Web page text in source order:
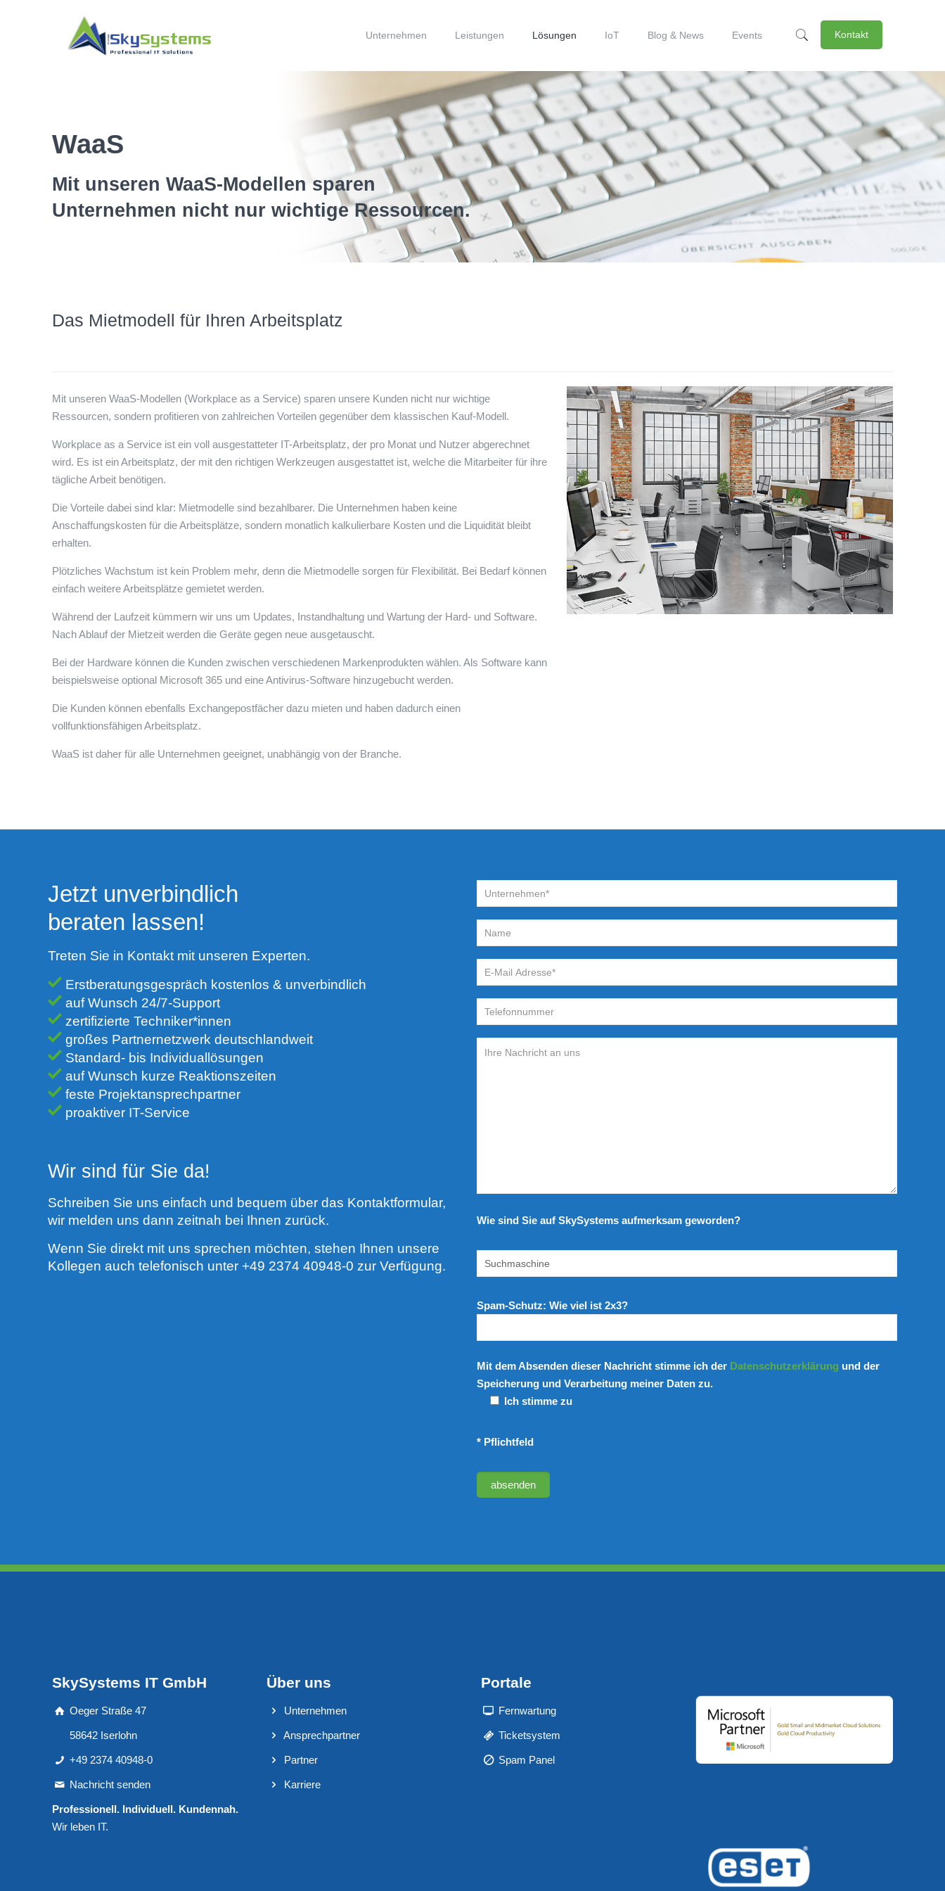
Unternehmen Leistungen Lösungen IoT Blog & News Events Kontakt
WaaS
Mit unseren WaaS-Modellen sparen
Unternehmen nicht nur wichtige Ressourcen.
Das Mietmodell für Ihren Arbeitsplatz
Mit unseren WaaS-Modellen (Workplace as a Service) sparen unsere Kunden nicht nur wichtige
Ressourcen, sondern profitieren von zahlreichen Vorteilen ge­gen­über dem klassischen Kauf-­Modell.
Workplace as a Service ist ein voll ausgestatteter IT-Arbeitsplatz, der pro Monat und Nutzer abgerechnet
wird. Es ist ein Arbeitsplatz, der mit den richtigen Werkzeugen ausgestattet ist, welche die Mitarbeiter für ihre
tägliche Arbeit benötigen.
Die Vorteile dabei sind klar: Mietmodelle sind bezahlbarer. Die Unternehmen haben keine
Anschaffungskosten für die Arbeitsplätze, sondern monatlich kalkulierbare Kosten und die Liquidität bleibt
erhalten.
Plötzliches Wachstum ist kein Problem mehr, denn die Mietmodelle sorgen für Flexibilität. Bei Bedarf können
einfach wei­tere Arbeitsplätze gemietet werden.
Während der Laufzeit kümmern wir uns um Updates, Instandhaltung und Wartung der Hard- und Software.
Nach Ablauf der Mietzeit werden die Geräte gegen neue ausgetauscht.
Bei der Hardware können die Kunden zwischen verschiedenen Markenprodukten wählen. Als Software kann
beispielsweise optional Microsoft 365 und eine Antivirus-Software hinzugebucht werden.
Die Kunden können ebenfalls Ex­changepostfächer dazu mieten und haben dadurch einen
vollfunktionsfähigen Arbeitsplatz.
WaaS ist daher für alle Unterneh­men geeignet, unabhängig von der Branche.
Jetzt unverbindlich
beraten lassen!
Treten Sie in Kontakt mit unseren Experten.
Erstberatungsgespräch kostenlos & unverbindlich
auf Wunsch 24/7-Support
zertifizierte Techniker*innen
großes Partnernetzwerk deutschlandweit
Standard- bis Individuallösungen
auf Wunsch kurze Reaktionszeiten
feste Projektansprechpartner
proaktiver IT-Service
Wir sind für Sie da!
Schreiben Sie uns einfach und bequem über das Kontaktformular,
wir melden uns dann zeitnah bei Ihnen zurück.
Wenn Sie direkt mit uns sprechen möchten, stehen Ihnen unsere
Kollegen auch telefonisch unter +49 2374 40948-0 zur Verfügung.
Wie sind Sie auf SkySystems aufmerksam geworden?
Spam-Schutz: Wie viel ist 2x3?
Mit dem Absenden dieser Nachricht stimme ich der Datenschutzerklärung und der
Speicherung und Verarbeitung meiner Daten zu.
Ich stimme zu
* Pflichtfeld
SkySystems IT GmbH
Oeger Straße 47
58642 Iserlohn
+49 2374 40948-0
Nachricht senden
Professionell. Individuell. Kundennah.
Wir leben IT.
Über uns
Unternehmen
Ansprechpartner
Partner
Karriere
Portale
Fernwartung
Ticketsystem
Spam Panel